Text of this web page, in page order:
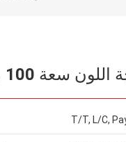
سعة 100 مل
T/T, L/C,